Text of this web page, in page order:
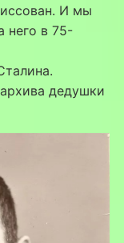
И мы
него в 75-
дедушки